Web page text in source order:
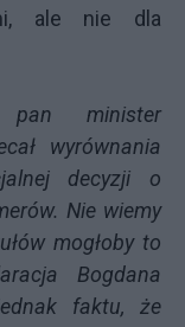
ale nie dla
pan minister
wyrównania
decyzji o
Nie wiemy
mogłoby to
Bogdana
faktu, że